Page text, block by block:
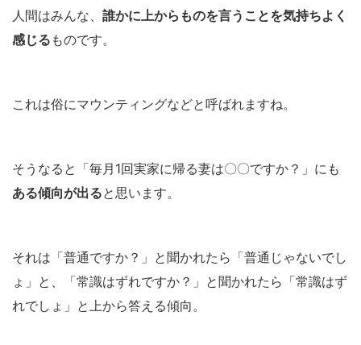
人間はみんな、 誰かに上からものを言うことを気持ちよく
感じる ものです。
これは俗にマウンティングなどと呼ばれますね。
そうなると「毎月1回実家に帰る妻は〇〇ですか？」にも
ある傾向が出ると思います。
それは「普通ですか？」と聞かれたら「普通じゃないでし
ょ」と、「常識はずれですか？」と聞かれたら「常識はず
れでしょ」と上から答える傾向。